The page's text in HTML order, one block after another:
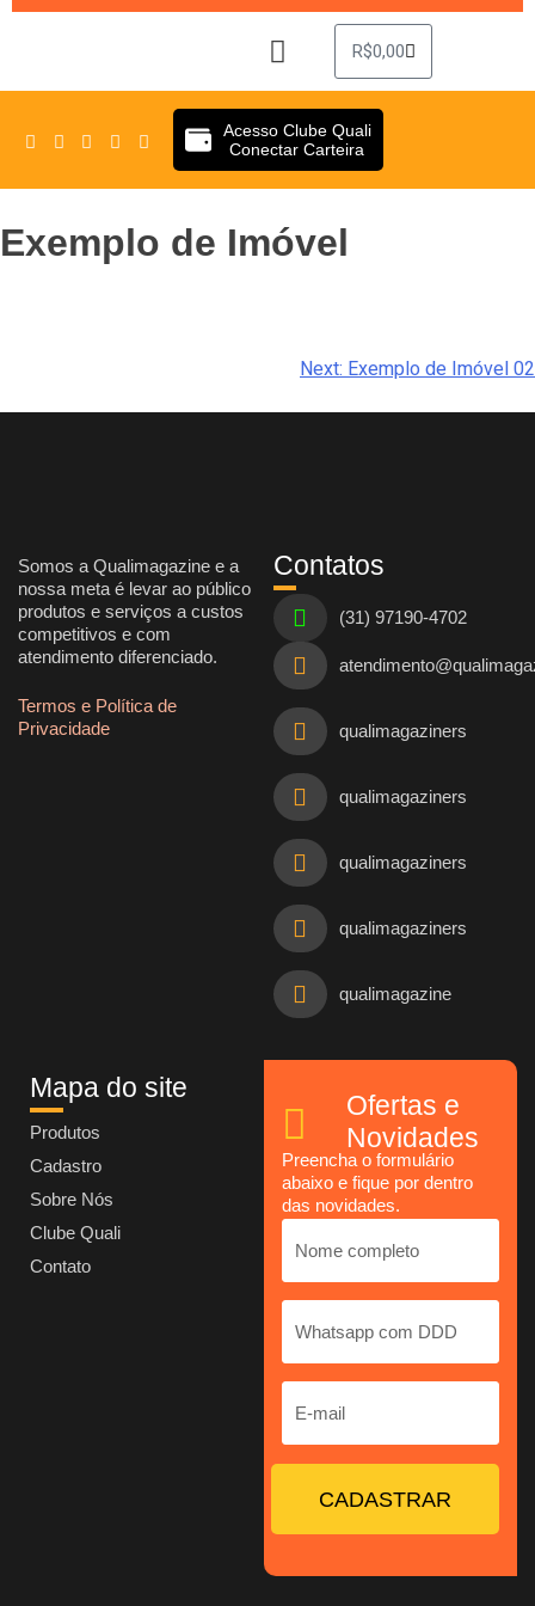
R$0,00
Acesso Clube Quali
Conectar Carteira
Exemplo de Imóvel
Next:Exemplo de Imóvel 02
Somos a Qualimagazine e a
nossa meta é levar ao público
produtos e serviços a custos
competitivos e com
atendimento diferenciado.
Termos e Política de
Privacidade
Contatos
(31) 97190-4702
qualimagaziners
qualimagaziners
qualimagaziners
qualimagaziners
qualimagazine
Mapa do site
Produtos
Cadastro
Sobre Nós
Clube Quali
Contato
Ofertas e
Novidades
Preencha o formulário
abaixo e fique por dentro
das novidades.
CADASTRAR